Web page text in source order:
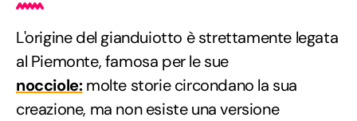
L'origine del gianduiotto è strettamente legata
al Piemonte, famosa per le sue
nocciole:molte storie circondano la sua
creazione, ma non esiste una versione